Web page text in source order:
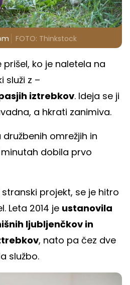
FOTO: Thinkstock
ko je naletela na
služi z –
iztrebkov. Ideja se ji
a hkrati zanimiva.
omrežjih in
dobila prvo
projekt, se je hitro
Leta 2014 je ustanovila
ljubljenčkov in
, nato pa čez dve
službo.